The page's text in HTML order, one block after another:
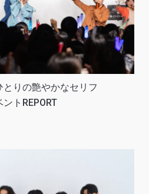
りの艶やかなセリフ
トREPORT